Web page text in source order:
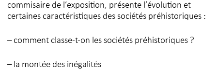
commisaire de l’exposition, présente l’évolution et
certaines caractéristiques des sociétés préhistoriques :
– comment classe-t-on les sociétés préhistoriques ?
– la montée des inégalités